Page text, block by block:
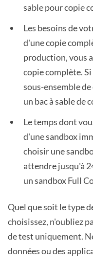
sable pour copie
Les besoins de
d'une copie
production, vous
copie complète.
sous-ensemble
un bac à sable de
Le temps dont
d'une sandbox
choisir une
attendre jusqu'à
un sandbox Full
Quel que soit le type
choisissez, n'oubliez
de test uniquement.
données ou des